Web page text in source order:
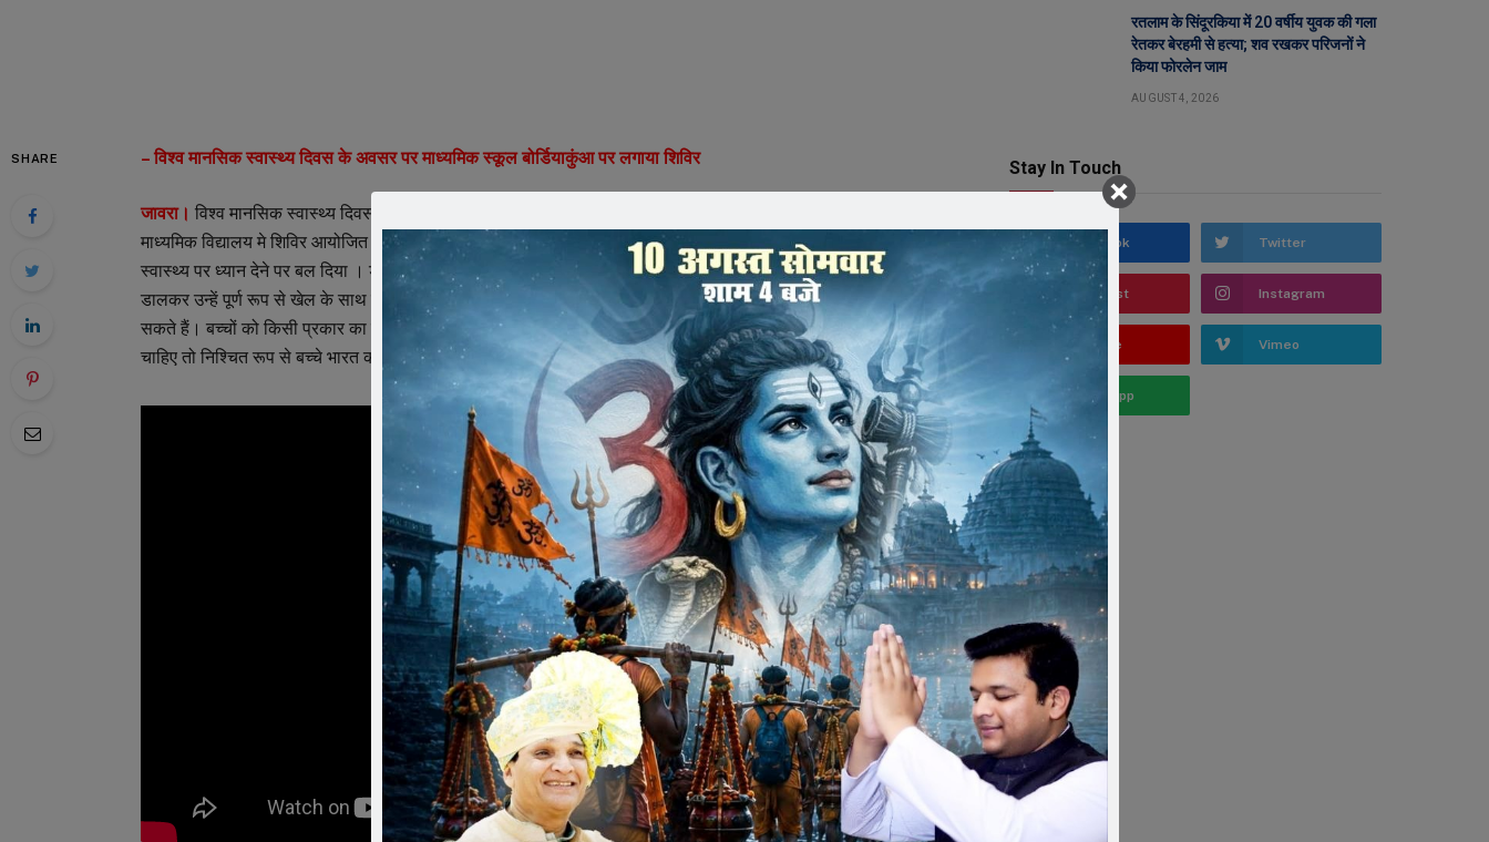
SHARE – विश्व मानसिक स्वास्थ्य दिवस के अवसर पर माध्यमिक स्कूल बोर्डियाकुंआ पर लगाया शिविर
जावरा। विश्व मानसिक स्वास्थ्य दिवस के उपलक्ष में लायंस क्लब जावरा एक्टिव स्वास्थ्य की जागरूकता के अंतर्गत बोडिया कुआं
माध्यमिक विद्यालय मे शिविर आयोजित किया। जिसमें छात्र-छात्राओं को अपने मस्तिष्क के विकारों को दूर करने के लिए मानसिक
स्वास्थ्य पर ध्यान देने पर बल दिया । डॉ अशोक पाटीदार ने संबोधित करते हुए कहा कि आज के समय में बच्चों पर कम से कम दबाव
डालकर उन्हें पूर्ण रूप से खेल के साथ शिक्षा की आवश्यकता है उसी से वह आगे बढ़कर अपने विचारों को नई ऊंचाईयां प्रदान कर
सकते हैं। बच्चों को किसी प्रकार का मानसिक प्रताडऩा नहीं दी जाना चाहिए उन्हें हमेशा उत्साहित कर उनकी हौसला बढ़ाना
चाहिए तो निश्चित रूप से बच्चे भारत का नाम रोशन करेंगे।
रतलाम के सिंदूरकिया में 20 वर्षीय युवक की गला
रेतकर बेरहमी से हत्या; शव रखकर परिजनों ने
किया फोरलेन जाम
AUGUST 4, 2026
Stay In Touch
Facebook Twitter
Pinterest Instagram
YouTube Vimeo
WhatsApp